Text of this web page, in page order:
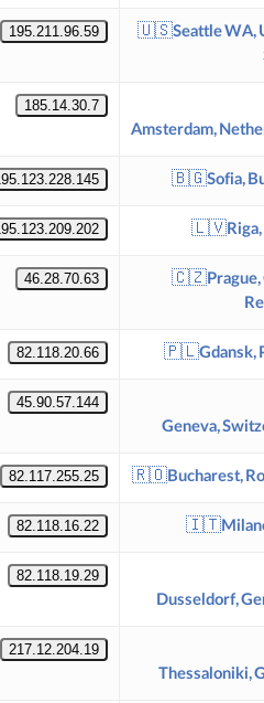
🇺🇸Seattle WA,
195.211.96.59
Amsterdam,
185.14.30.7
🇧🇬Sofia,
🇱🇻
🇨🇿
46.28.70.63
🇵🇱Gdansk,
82.118.20.66
Geneva,
45.90.57.144
🇷🇴Bucharest,
82.117.255.25
🇮🇹
82.118.16.22
Dusseldorf,
82.118.19.29
Thessaloniki,
217.12.204.19